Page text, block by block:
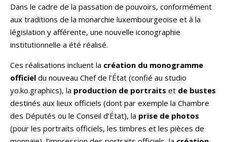
Dans le cadre de la passation de pouvoirs, conformément
aux traditions de la monarchie luxembourgeoise et à la
législation y afférente, une nouvelle iconographie
institutionnelle a été réalisé.
Ces réalisations incluent la création du monogramme
officiel du nouveau Chef de l’État (confié au studio
yo.ko.graphics), la production de portraits et de bustes
destinés aux lieux officiels (dont par exemple la Chambre
des Députés ou le Conseil d’État), la prise de photos
(pour les portraits officiels, les timbres et les pièces de